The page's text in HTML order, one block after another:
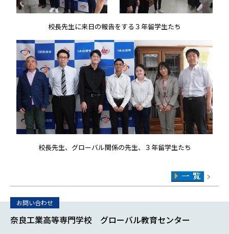
校長先生に来日の報告をする３年留学生たち
校長先生、グローバル関係の先生、３年留学生たち
奈良工業高等専門学校 グローバル教育センター